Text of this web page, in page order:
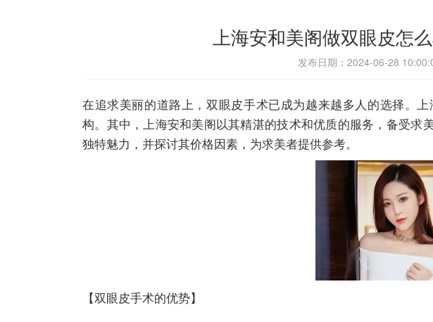
上海安和美阁做双眼皮怎
发布日期：2024-06-28
在追求美丽的道路上，双眼皮手术已成为越来越多人的选择。
构。其中，上海安和美阁以其精湛的技术和优质的服务，备受求
独特魅力，并探讨其价格因素，为求美者提供参考。
【双眼皮手术的优势】